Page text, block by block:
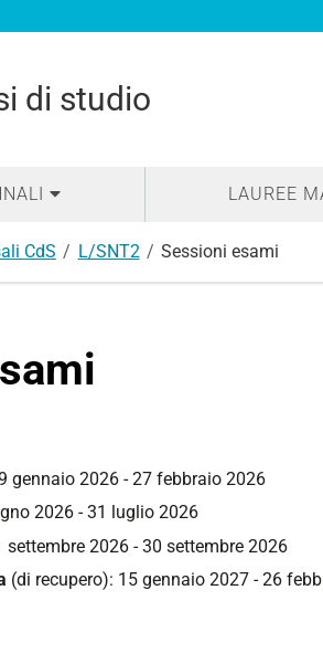
di studio
LAUREE
CdS L/SNT2 Sessioni esami
gennaio 2026 - 27 febbraio 2026
2026 - 31 luglio 2026
settembre 2026 - 30 settembre 2026
(di recupero): 15 gennaio 2027 - 26